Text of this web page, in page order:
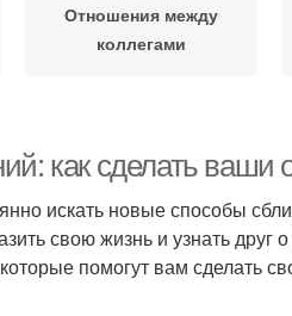
Отношения между
коллегами
как сделать ваши
искать новые способы
свою жизнь и узнать друг
помогут вам сделать